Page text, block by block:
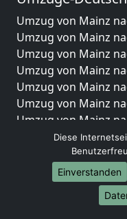
Umzug von Mainz
Umzug von Mainz
Umzug von Mainz
Umzug von Mainz
Umzug von Mainz
Umzug von Mainz
Umzug von Mainz
Umzug von Mainz
Umzug von Mainz
Umzug von Mainz
Umzug von Mainz
Umzug von Mainz
Diese
Einverstanden